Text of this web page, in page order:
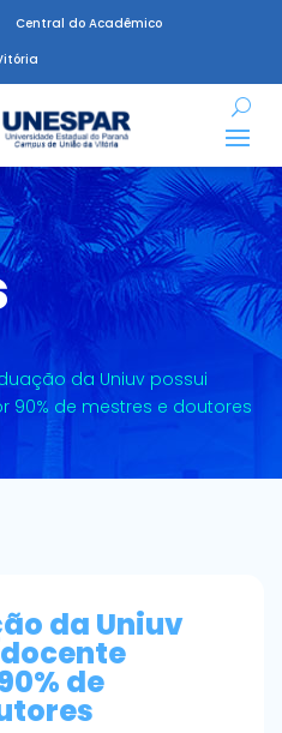
Central do Acadêmico
da Uniuv possui
de mestres e doutores
da Uniuv
de